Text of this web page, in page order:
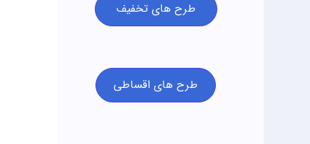
طرح های تخفیف
طرح های اقساطی